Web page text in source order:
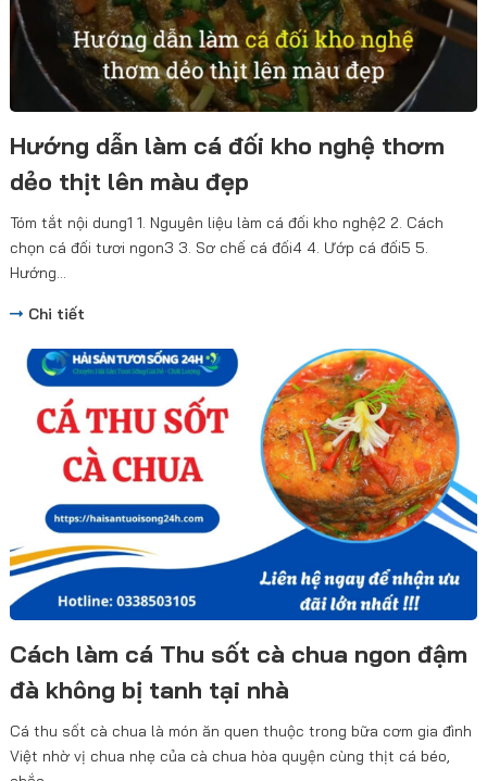
Hướng dẫn làm cá đối kho nghệ thơm
dẻo thịt lên màu đẹp
Tóm tắt nội dung1 1. Nguyên liệu làm cá đối kho nghệ2 2. Cách
chọn cá đối tươi ngon3 3. Sơ chế cá đối4 4. Ướp cá đối5 5.
Hướng...
Chi tiết
Cách làm cá Thu sốt cà chua ngon đậm
đà không bị tanh tại nhà
Cá thu sốt cà chua là món ăn quen thuộc trong bữa cơm gia đình
Việt nhờ vị chua nhẹ của cà chua hòa quyện cùng thịt cá béo,